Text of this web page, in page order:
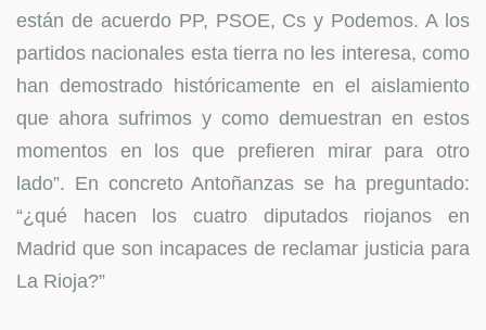
están de acuerdo PP, PSOE, Cs y Podemos. A los
partidos nacionales esta tierra no les interesa, como
han demostrado históricamente en el aislamiento
que ahora sufrimos y como demuestran en estos
momentos en los que prefieren mirar para otro
lado”. En concreto Antoñanzas se ha preguntado:
“¿qué hacen los cuatro diputados riojanos en
Madrid que son incapaces de reclamar justicia para
La Rioja?”